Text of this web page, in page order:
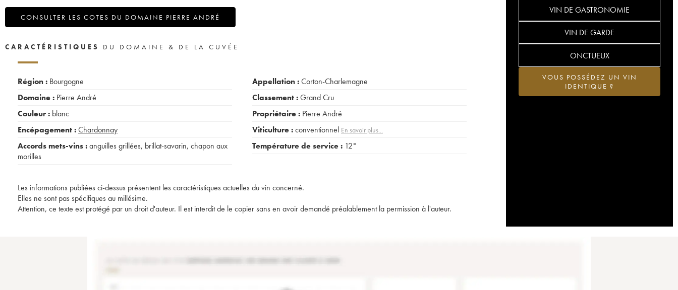
CONSULTER LES COTES DU DOMAINE PIERRE ANDRÉ
VIN DE GASTRONOMIE
VIN DE GARDE
ONCTUEUX
VOUS POSSÉDEZ UN VIN
IDENTIQUE ?
CARACTÉRISTIQUES DU DOMAINE & DE LA CUVÉE
Région : Bourgogne
Domaine : Pierre André
Couleur : blanc
Encépagement :Chardonnay
Accords mets-vins :anguilles grillées, brillat-savarin, chapon aux
morilles
Appellation :Corton-Charlemagne
Classement :Grand Cru
Propriétaire : Pierre André
Viticulture :conventionnel En savoir plus...
Température de service : 12°
Les informations publiées ci-dessus présentent les caractéristiques actuelles du vin concerné.
Elles ne sont pas spécifiques au millésime.
Attention, ce texte est protégé par un droit d'auteur. Il est interdit de le copier sans en avoir demandé préalablement la permission à l'auteur.